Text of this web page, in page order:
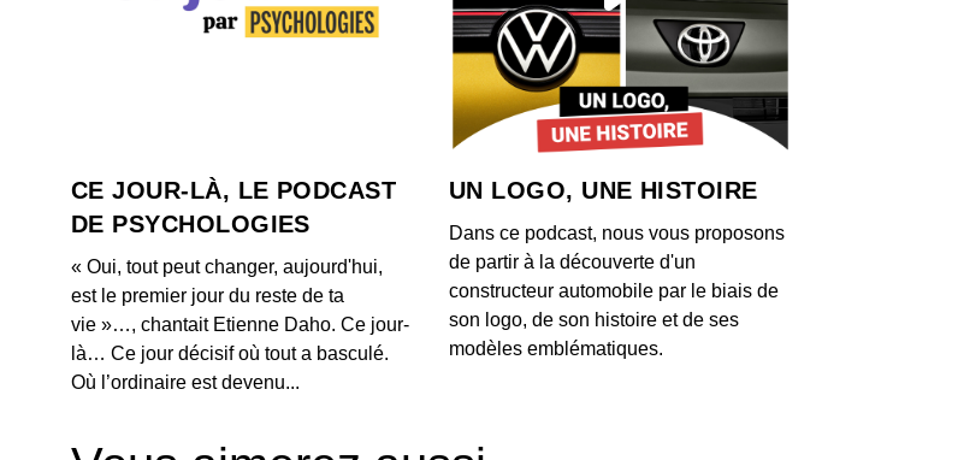
CE JOUR-LÀ, LE PODCAST
DE PSYCHOLOGIES
« Oui, tout peut changer, aujourd'hui,
est le premier jour du reste de ta
vie »…, chantait Etienne Daho. Ce jour-
là… Ce jour décisif où tout a basculé.
Où l’ordinaire est devenu...
UN LOGO, UNE HISTOIRE
Dans ce podcast, nous vous proposons
de partir à la découverte d'un
constructeur automobile par le biais de
son logo, de son histoire et de ses
modèles emblématiques.